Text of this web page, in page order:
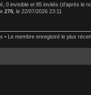
0 invisible et 85 invités (d’après le
276 , le 22/07/2026 23:11
• Le membre enregistré le plus